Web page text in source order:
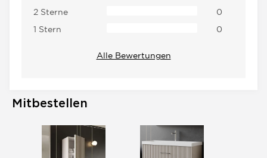
2 Sterne
0
1 Stern
0
Alle Bewertungen
Mitbestellen